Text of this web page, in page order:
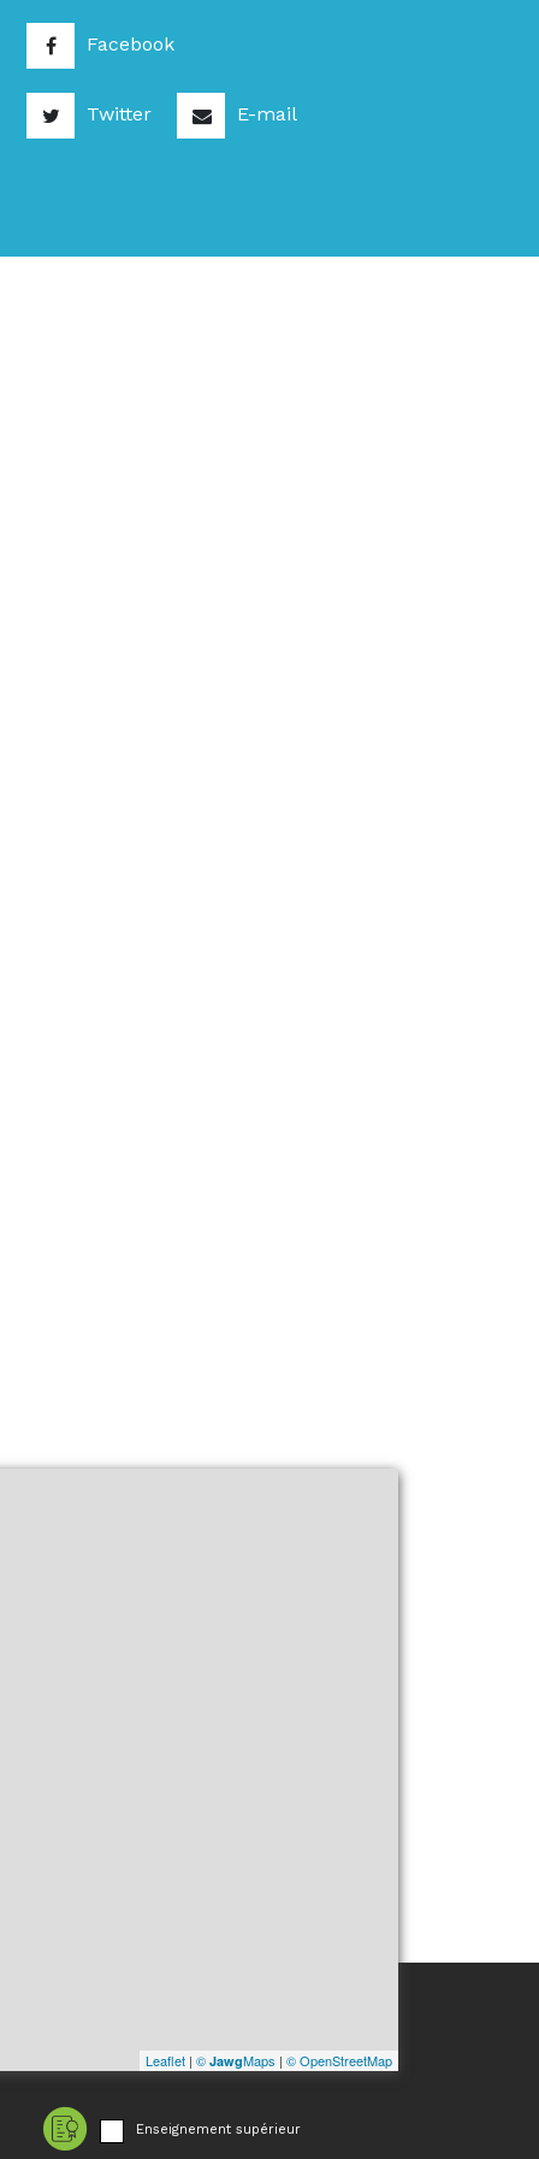
Facebook
Twitter E-mail
Leaflet | © JawgMaps | © OpenStreetMap
Enseignement supérieur